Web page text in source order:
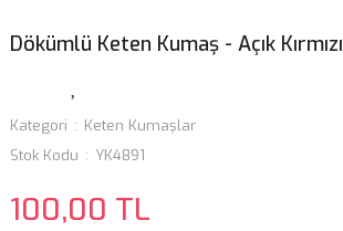
Dökümlü Keten Kumaş - Açık Kırmızı
Kategori
Keten Kumaşlar
Stok Kodu
YK4891
100,00 TL